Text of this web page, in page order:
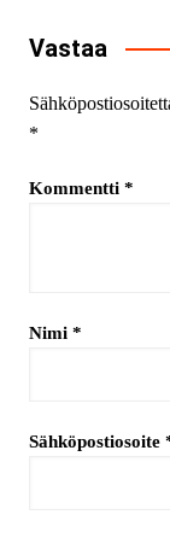
Vastaa
*
Kommentti *
Nimi *
Sähköpostiosoite